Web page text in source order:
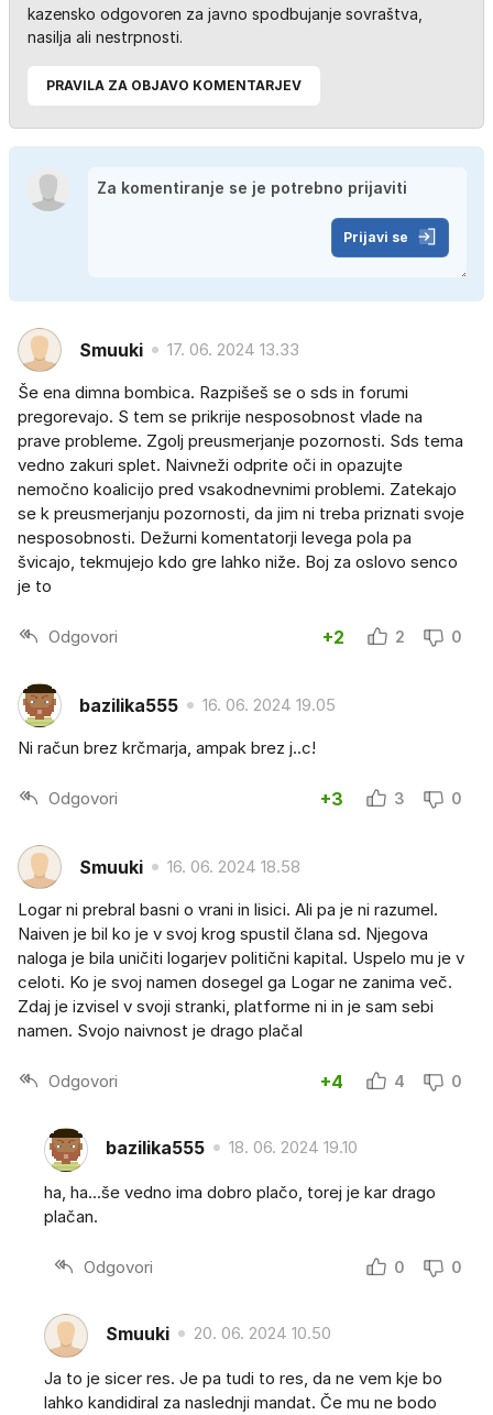
kazensko odgovoren za javno spodbujanje sovraštva,
nasilja ali nestrpnosti.
PRAVILA ZA OBJAVO KOMENTARJEV
Prijavi se
Smuuki 17. 06. 2024 13.33
Še ena dimna bombica. Razpišeš se o sds in forumi
pregorevajo. S tem se prikrije nesposobnost vlade na
prave probleme. Zgolj preusmerjanje pozornosti. Sds tema
vedno zakuri splet. Naivneži odprite oči in opazujte
nemočno koalicijo pred vsakodnevnimi problemi. Zatekajo
se k preusmerjanju pozornosti, da jim ni treba priznati svoje
nesposobnosti. Dežurni komentatorji levega pola pa
švicajo, tekmujejo kdo gre lahko niže. Boj za oslovo senco
je to
Odgovori +2 2 0
bazilika555 16. 06. 2024 19.05
Ni račun brez krčmarja, ampak brez j..c!
Odgovori +3 3 0
Smuuki 16. 06. 2024 18.58
Logar ni prebral basni o vrani in lisici. Ali pa je ni razumel.
Naiven je bil ko je v svoj krog spustil člana sd. Njegova
naloga je bila uničiti logarjev politični kapital. Uspelo mu je v
celoti. Ko je svoj namen dosegel ga Logar ne zanima več.
Zdaj je izvisel v svoji stranki, platforme ni in je sam sebi
namen. Svojo naivnost je drago plačal
Odgovori +4 4 0
bazilika555 18. 06. 2024 19.10
ha, ha...še vedno ima dobro plačo, torej je kar drago
plačan.
Odgovori 0 0
Smuuki 20. 06. 2024 10.50
Ja to je sicer res. Je pa tudi to res, da ne vem kje bo
lahko kandidiral za naslednji mandat. Če mu ne bodo